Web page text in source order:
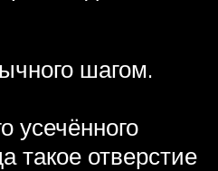
шагом.
усечённого
такое отверстие